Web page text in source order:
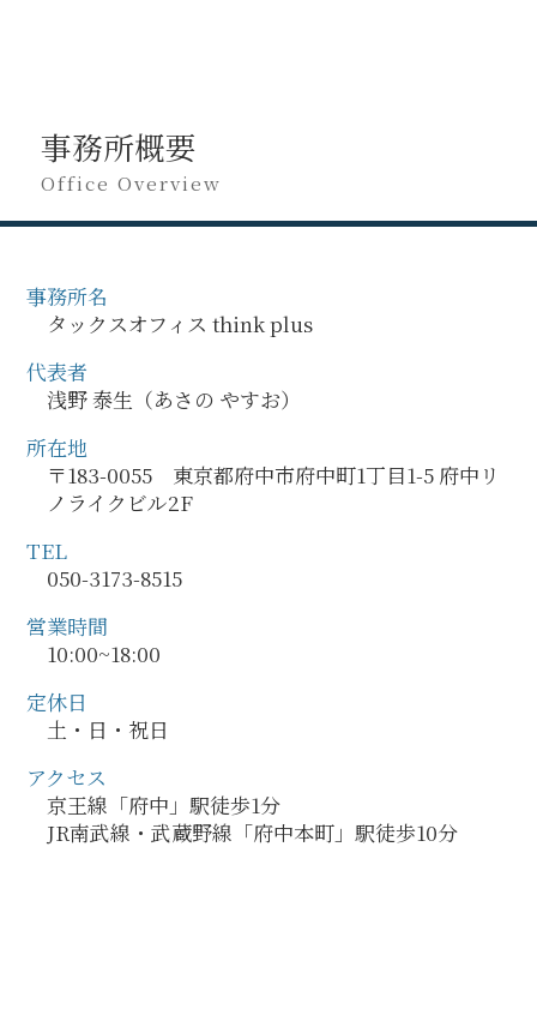
事務所概要
Office Overview
事務所名
タックスオフィス think plus
代表者
浅野 泰生（あさの やすお）
所在地
〒183-0055 東京都府中市府中町1丁目1-5 府中リ
ノライクビル2F
TEL
050-3173-8515
営業時間
10:00~18:00
定休日
土・日・祝日
アクセス
京王線「府中」駅徒歩1分
JR南武線・武蔵野線「府中本町」駅徒歩10分